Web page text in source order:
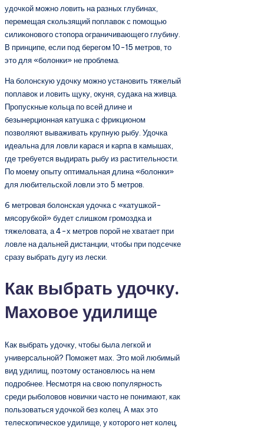
удочкой можно ловить на разных глубинах,
перемещая скользящий поплавок с помощью
силиконового стопора ограничивающего глубину.
В принципе, если под берегом 10-15 метров, то
это для «болонки» не проблема.
На болонскую удочку можно установить тяжелый
поплавок и ловить щуку, окуня, судака на живца.
Пропускные кольца по всей длине и
безынерционная катушка с фрикционом
позволяют вываживать крупную рыбу. Удочка
идеальна для ловли карася и карпа в камышах,
где требуется выдирать рыбу из растительности.
По моему опыту оптимальная длина «болонки»
для любительской ловли это 5 метров.
6 метровая болонская удочка с «катушкой-
мясорубкой» будет слишком громоздка и
тяжеловата, а 4-х метров порой не хватает при
ловле на дальней дистанции, чтобы при подсечке
сразу выбрать дугу из лески.
Как выбрать удочку.
Маховое удилище
Как выбрать удочку, чтобы была легкой и
универсальной? Поможет мах. Это мой любимый
вид удилищ, поэтому остановлюсь на нем
подробнее. Несмотря на свою популярность
среди рыболовов новички часто не понимают, как
пользоваться удочкой без колец. А мах это
телескопическое удилище, у которого нет колец,